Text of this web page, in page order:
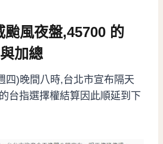
颱風夜盤,45700 的
加總
四)晚間八時,台北市宣布隔天
台指選擇權結算因此順延到下